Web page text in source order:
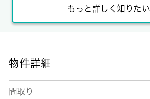
もっと詳しく知りたい
物件詳細
間取り